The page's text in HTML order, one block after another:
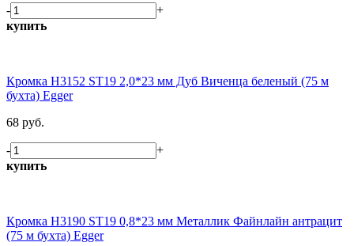
-
+
купить
Кромка H3152 ST19 2,0*23 мм Дуб Виченца беленый (75 м
бухта) Egger
68 руб.
-
+
купить
Кромка H3190 ST19 0,8*23 мм Металлик Файнлайн антрацит
(75 м бухта) Egger